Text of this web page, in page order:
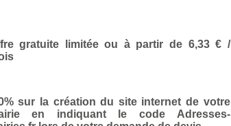
gratuite limitée ou à partir de 6,33 € /
sur la création du site internet de votre
en indiquant le code Adresses-